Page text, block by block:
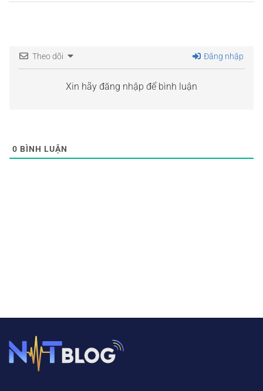
Theo dõi Đăng nhập
Xin hãy đăng nhập để bình luận
0 BÌNH LUẬN